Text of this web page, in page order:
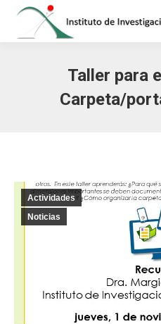
Taller para
Carpeta/
Actividades
Noticias